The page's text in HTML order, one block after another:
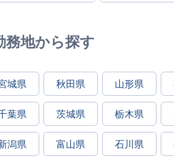
務地から探す
城県 秋田県 山形県
葉県 茨城県 栃木県
潟県 富山県 石川県